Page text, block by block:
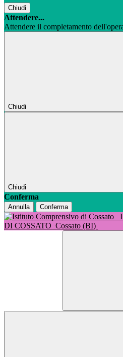
Chiudi
Attendere...
Attendere il completamento
Chiudi
Chiudi
Conferma
Annulla Conferma
DI COSSATO Cossato (BI)